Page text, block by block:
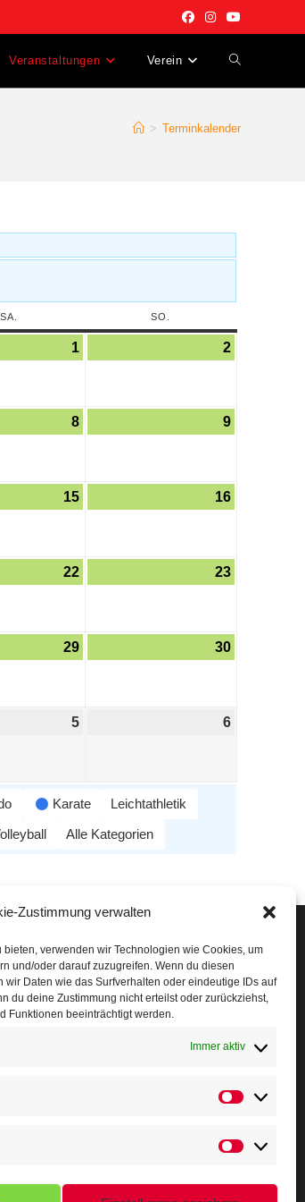
Zustimmung verwalten
verwenden wir Technologien wie Cookies, um
und/oder darauf zuzugreifen. Wenn du diesen
wir Daten wie das Surfverhalten oder eindeutige IDs auf
du deine Zustimmung nicht erteilst oder zurückziehst,
Funktionen beeinträchtigt werden.
Immer aktiv
Veranstaltungen Verein
> Terminkalender
SA. SO.
1 2
8 9
15 16
22 23
29 30
5 6
Karate
Leichtathletik
Alle Kategorien